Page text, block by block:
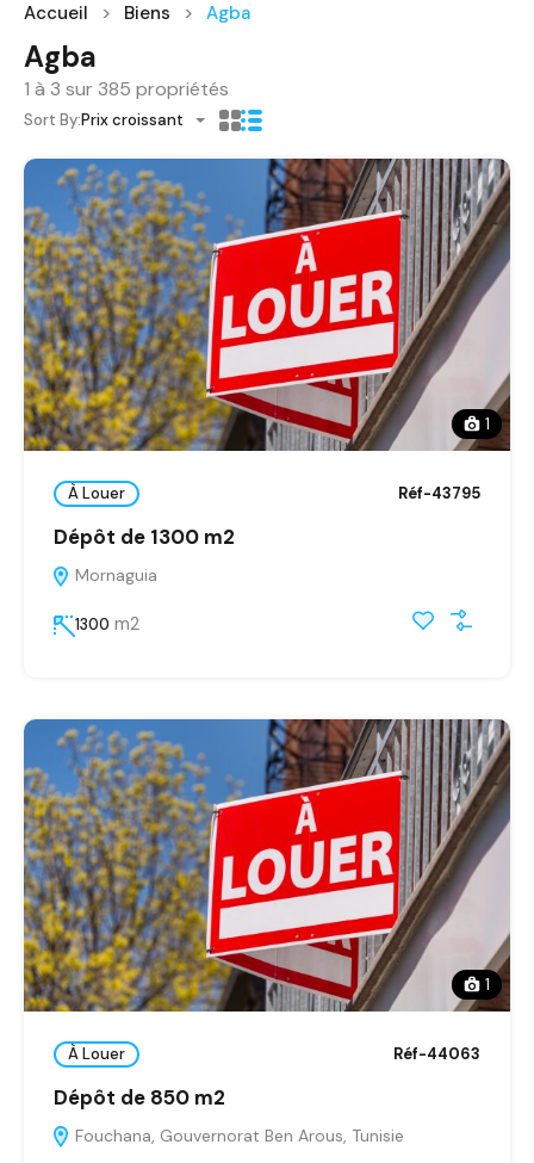
Accueil Biens Agba
Agba
1 à 3 sur 385 propriétés
Sort By:Prix croissant
1
À Louer Réf-43795
Dépôt de 1300 m2
Mornaguia
1300 m2
1
À Louer Réf-44063
Dépôt de 850 m2
Fouchana, Gouvernorat Ben Arous, Tunisie